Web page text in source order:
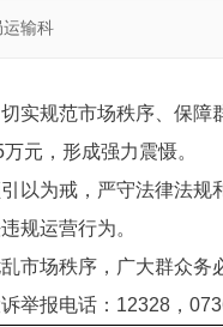
输科
实规范市场秩序、保
元，形成强力震慑。
以为戒，严守法律法
规运营行为。
市场秩序，广大群众
举报电话：12328，